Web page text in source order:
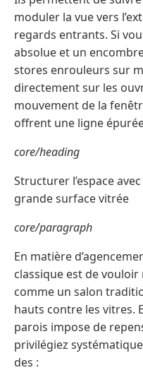
moduler la vue vers
regards entrants. Si
absolue et un
stores enrouleurs sur
directement sur les
mouvement de la
offrent une ligne
core/heading
Structurer l’espace
grande surface vitrée
core/paragraph
En matière
classique est de
comme un salon
hauts contre les vitres.
parois impose de
privilégiez
des :